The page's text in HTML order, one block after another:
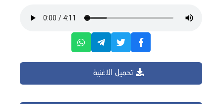
تحميل الاغنية